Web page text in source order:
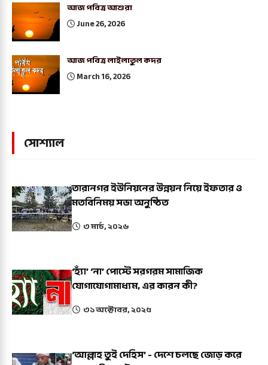
আজ পবিত্র আশুরা
June 26, 2026
আজ পবিত্র লাইলাতুল কদর
March 16, 2026
সোশ্যাল
তারানগর ইউনিয়নের উন্নয়ন নিয়ে ইফতার ও
মতবিনিময় সভা অনুষ্ঠিত
৩ মার্চ, ২০২৬
‘হ্যাঁ’ ‘না’ পোস্টে সরগরম সামাজিক
যোগাযোগামাধ্যম, এর কারন কী?
৩১ অক্টোবর, ২০২৫
‘আল্লাহ তুই দেহিস’ - দেশে চলছে জোড় করে